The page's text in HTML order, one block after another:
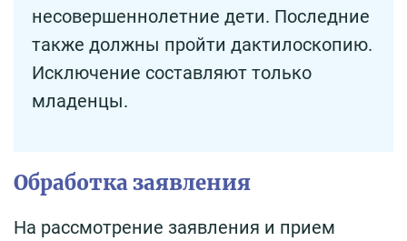
несовершеннолетние дети. Последние
также должны пройти дактилоскопию.
Исключение составляют только
младенцы.
Обработка заявления
На рассмотрение заявления и прием